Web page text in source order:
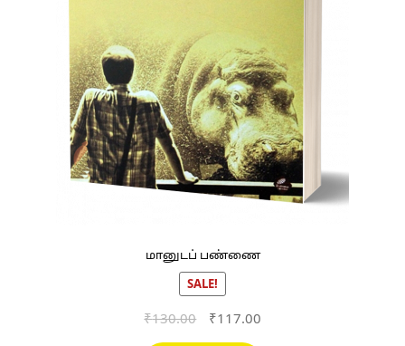
மானுடப் பண்ணை
SALE!
₹130.00
Original
₹117.00Current